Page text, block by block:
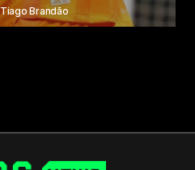
Tiago Brandão